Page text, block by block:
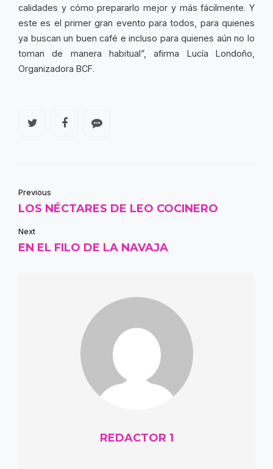
calidades y cómo prepararlo mejor y más fácilmente. Y
este es el primer gran evento para todos, para quienes
ya buscan un buen café e incluso para quienes aún no lo
toman de manera habitual”, afirma Lucía Londoño,
Organizadora BCF.
Previous
LOS NÉCTARES DE LEO COCINERO
Next
EN EL FILO DE LA NAVAJA
REDACTOR 1